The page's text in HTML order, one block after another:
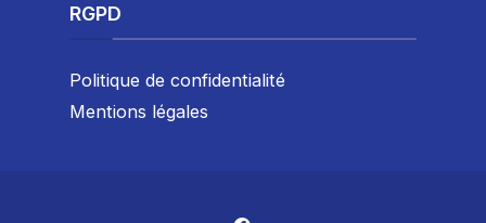
RGPD
Politique de confidentialité
Mentions légales